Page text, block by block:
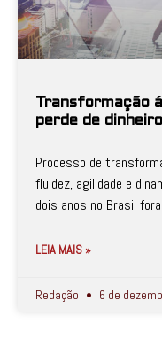
Transformação
perde de
Processo de
fluidez, agilidade e
dois anos no Brasil
LEIA MAIS »
Redação 6 de